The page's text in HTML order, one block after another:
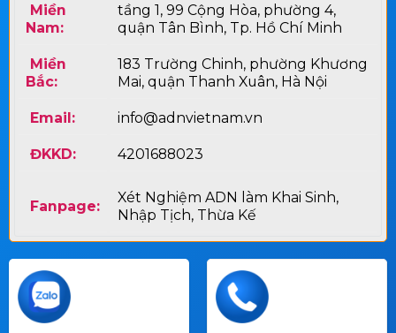
Miền
Nam:
tầng 1, 99 Cộng Hòa, phường 4,
quận Tân Bình, Tp. Hồ Chí Minh
Miền
Bắc:
183 Trường Chinh, phường Khương
Mai, quận Thanh Xuân, Hà Nội
Email: info@adnvietnam.vn
ĐKKD: 4201688023
Fanpage:
Xét Nghiệm ADN làm Khai Sinh,
Nhập Tịch, Thừa Kế